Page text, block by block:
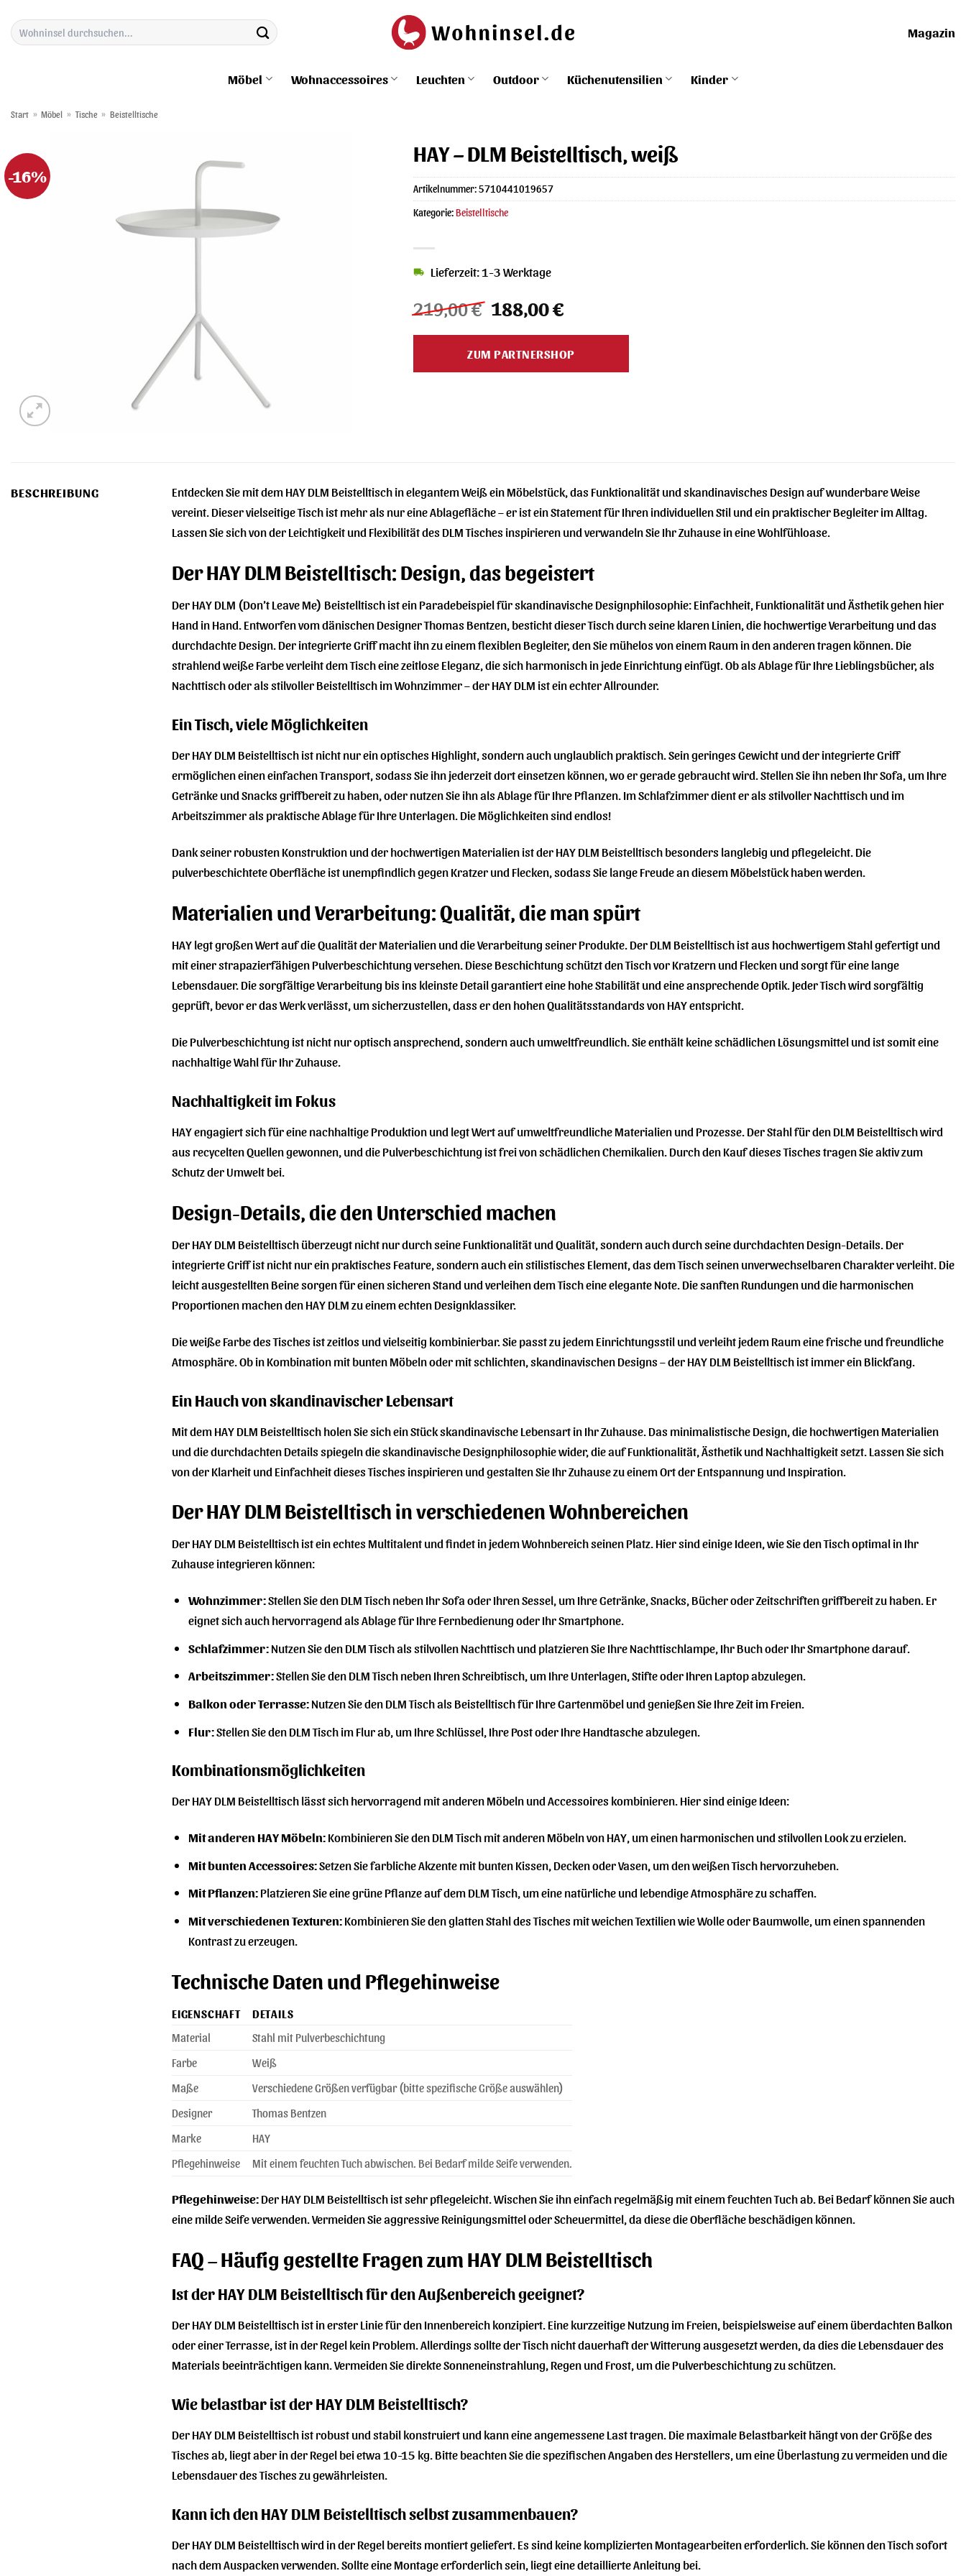
Inhalt
springen
Suchen
nach:
Magazin
Möbel Wohnaccessoires Leuchten Outdoor Küchenutensilien Kinder
Start » Möbel » Tische » Beistelltische
-16%
HAY – DLM Beistelltisch, weiß
219,00€ Ursprünglicher
Preis
219,00 €
188,00€Aktueller
188,00 €.
Lieferzeit: 1-3 Werktage
ZUM PARTNERSHOP
Artikelnummer:5710441019657
Kategorie:Beistelltische
BESCHREIBUNG
Entdecken Sie mit dem HAY DLM Beistelltisch in elegantem Weiß ein Möbelstück, das Funktionalität und skandinavisches Design auf wunderbare Weise
vereint. Dieser vielseitige Tisch ist mehr als nur eine Ablagefläche – er ist ein Statement für Ihren individuellen Stil und ein praktischer Begleiter im Alltag.
Lassen Sie sich von der Leichtigkeit und Flexibilität des DLM Tisches inspirieren und verwandeln Sie Ihr Zuhause in eine Wohlfühloase.
Der HAY DLM Beistelltisch: Design, das begeistert
Der HAY DLM (Don’t Leave Me) Beistelltisch ist ein Paradebeispiel für skandinavische Designphilosophie: Einfachheit, Funktionalität und Ästhetik gehen hier
Hand in Hand. Entworfen vom dänischen Designer Thomas Bentzen, besticht dieser Tisch durch seine klaren Linien, die hochwertige Verarbeitung und das
durchdachte Design. Der integrierte Griff macht ihn zu einem flexiblen Begleiter, den Sie mühelos von einem Raum in den anderen tragen können. Die
strahlend weiße Farbe verleiht dem Tisch eine zeitlose Eleganz, die sich harmonisch in jede Einrichtung einfügt. Ob als Ablage für Ihre Lieblingsbücher, als
Nachttisch oder als stilvoller Beistelltisch im Wohnzimmer – der HAY DLM ist ein echter Allrounder.
Ein Tisch, viele Möglichkeiten
Der HAY DLM Beistelltisch ist nicht nur ein optisches Highlight, sondern auch unglaublich praktisch. Sein geringes Gewicht und der integrierte Griff
ermöglichen einen einfachen Transport, sodass Sie ihn jederzeit dort einsetzen können, wo er gerade gebraucht wird. Stellen Sie ihn neben Ihr Sofa, um Ihre
Getränke und Snacks griffbereit zu haben, oder nutzen Sie ihn als Ablage für Ihre Pflanzen. Im Schlafzimmer dient er als stilvoller Nachttisch und im
Arbeitszimmer als praktische Ablage für Ihre Unterlagen. Die Möglichkeiten sind endlos!
Dank seiner robusten Konstruktion und der hochwertigen Materialien ist der HAY DLM Beistelltisch besonders langlebig und pflegeleicht. Die
pulverbeschichtete Oberfläche ist unempfindlich gegen Kratzer und Flecken, sodass Sie lange Freude an diesem Möbelstück haben werden.
Materialien und Verarbeitung: Qualität, die man spürt
HAY legt großen Wert auf die Qualität der Materialien und die Verarbeitung seiner Produkte. Der DLM Beistelltisch ist aus hochwertigem Stahl gefertigt und
mit einer strapazierfähigen Pulverbeschichtung versehen. Diese Beschichtung schützt den Tisch vor Kratzern und Flecken und sorgt für eine lange
Lebensdauer. Die sorgfältige Verarbeitung bis ins kleinste Detail garantiert eine hohe Stabilität und eine ansprechende Optik. Jeder Tisch wird sorgfältig
geprüft, bevor er das Werk verlässt, um sicherzustellen, dass er den hohen Qualitätsstandards von HAY entspricht.
Die Pulverbeschichtung ist nicht nur optisch ansprechend, sondern auch umweltfreundlich. Sie enthält keine schädlichen Lösungsmittel und ist somit eine
nachhaltige Wahl für Ihr Zuhause.
Nachhaltigkeit im Fokus
HAY engagiert sich für eine nachhaltige Produktion und legt Wert auf umweltfreundliche Materialien und Prozesse. Der Stahl für den DLM Beistelltisch wird
aus recycelten Quellen gewonnen, und die Pulverbeschichtung ist frei von schädlichen Chemikalien. Durch den Kauf dieses Tisches tragen Sie aktiv zum
Schutz der Umwelt bei.
Design-Details, die den Unterschied machen
Der HAY DLM Beistelltisch überzeugt nicht nur durch seine Funktionalität und Qualität, sondern auch durch seine durchdachten Design-Details. Der
integrierte Griff ist nicht nur ein praktisches Feature, sondern auch ein stilistisches Element, das dem Tisch seinen unverwechselbaren Charakter verleiht. Die
leicht ausgestellten Beine sorgen für einen sicheren Stand und verleihen dem Tisch eine elegante Note. Die sanften Rundungen und die harmonischen
Proportionen machen den HAY DLM zu einem echten Designklassiker.
Die weiße Farbe des Tisches ist zeitlos und vielseitig kombinierbar. Sie passt zu jedem Einrichtungsstil und verleiht jedem Raum eine frische und freundliche
Atmosphäre. Ob in Kombination mit bunten Möbeln oder mit schlichten, skandinavischen Designs – der HAY DLM Beistelltisch ist immer ein Blickfang.
Ein Hauch von skandinavischer Lebensart
Mit dem HAY DLM Beistelltisch holen Sie sich ein Stück skandinavische Lebensart in Ihr Zuhause. Das minimalistische Design, die hochwertigen Materialien
und die durchdachten Details spiegeln die skandinavische Designphilosophie wider, die auf Funktionalität, Ästhetik und Nachhaltigkeit setzt. Lassen Sie sich
von der Klarheit und Einfachheit dieses Tisches inspirieren und gestalten Sie Ihr Zuhause zu einem Ort der Entspannung und Inspiration.
Der HAY DLM Beistelltisch in verschiedenen Wohnbereichen
Der HAY DLM Beistelltisch ist ein echtes Multitalent und findet in jedem Wohnbereich seinen Platz. Hier sind einige Ideen, wie Sie den Tisch optimal in Ihr
Zuhause integrieren können:
Wohnzimmer:Stellen Sie den DLM Tisch neben Ihr Sofa oder Ihren Sessel, um Ihre Getränke, Snacks, Bücher oder Zeitschriften griffbereit zu haben. Er
eignet sich auch hervorragend als Ablage für Ihre Fernbedienung oder Ihr Smartphone.
Schlafzimmer:Nutzen Sie den DLM Tisch als stilvollen Nachttisch und platzieren Sie Ihre Nachttischlampe, Ihr Buch oder Ihr Smartphone darauf.
Arbeitszimmer:Stellen Sie den DLM Tisch neben Ihren Schreibtisch, um Ihre Unterlagen, Stifte oder Ihren Laptop abzulegen.
Balkon oder Terrasse:Nutzen Sie den DLM Tisch als Beistelltisch für Ihre Gartenmöbel und genießen Sie Ihre Zeit im Freien.
Flur:Stellen Sie den DLM Tisch im Flur ab, um Ihre Schlüssel, Ihre Post oder Ihre Handtasche abzulegen.
Kombinationsmöglichkeiten
Der HAY DLM Beistelltisch lässt sich hervorragend mit anderen Möbeln und Accessoires kombinieren. Hier sind einige Ideen:
Mit anderen HAY Möbeln:Kombinieren Sie den DLM Tisch mit anderen Möbeln von HAY, um einen harmonischen und stilvollen Look zu erzielen.
Mit bunten Accessoires:Setzen Sie farbliche Akzente mit bunten Kissen, Decken oder Vasen, um den weißen Tisch hervorzuheben.
Mit Pflanzen:Platzieren Sie eine grüne Pflanze auf dem DLM Tisch, um eine natürliche und lebendige Atmosphäre zu schaffen.
Mit verschiedenen Texturen:Kombinieren Sie den glatten Stahl des Tisches mit weichen Textilien wie Wolle oder Baumwolle, um einen spannenden
Kontrast zu erzeugen.
Technische Daten und Pflegehinweise
EIGENSCHAFT
DETAILS
Material
Stahl mit Pulverbeschichtung
Farbe
Weiß
Maße
Verschiedene Größen verfügbar (bitte spezifische Größe auswählen)
Designer
Thomas Bentzen
Marke
HAY
Pflegehinweise
Mit einem feuchten Tuch abwischen. Bei Bedarf milde Seife verwenden.
Pflegehinweise:Der HAY DLM Beistelltisch ist sehr pflegeleicht. Wischen Sie ihn einfach regelmäßig mit einem feuchten Tuch ab. Bei Bedarf können Sie auch
eine milde Seife verwenden. Vermeiden Sie aggressive Reinigungsmittel oder Scheuermittel, da diese die Oberfläche beschädigen können.
FAQ – Häufig gestellte Fragen zum HAY DLM Beistelltisch
Ist der HAY DLM Beistelltisch für den Außenbereich geeignet?
Der HAY DLM Beistelltisch ist in erster Linie für den Innenbereich konzipiert. Eine kurzzeitige Nutzung im Freien, beispielsweise auf einem überdachten Balkon
oder einer Terrasse, ist in der Regel kein Problem. Allerdings sollte der Tisch nicht dauerhaft der Witterung ausgesetzt werden, da dies die Lebensdauer des
Materials beeinträchtigen kann. Vermeiden Sie direkte Sonneneinstrahlung, Regen und Frost, um die Pulverbeschichtung zu schützen.
Wie belastbar ist der HAY DLM Beistelltisch?
Der HAY DLM Beistelltisch ist robust und stabil konstruiert und kann eine angemessene Last tragen. Die maximale Belastbarkeit hängt von der Größe des
Tisches ab, liegt aber in der Regel bei etwa 10-15 kg. Bitte beachten Sie die spezifischen Angaben des Herstellers, um eine Überlastung zu vermeiden und die
Lebensdauer des Tisches zu gewährleisten.
Kann ich den HAY DLM Beistelltisch selbst zusammenbauen?
Der HAY DLM Beistelltisch wird in der Regel bereits montiert geliefert. Es sind keine komplizierten Montagearbeiten erforderlich. Sie können den Tisch sofort
nach dem Auspacken verwenden. Sollte eine Montage erforderlich sein, liegt eine detaillierte Anleitung bei.